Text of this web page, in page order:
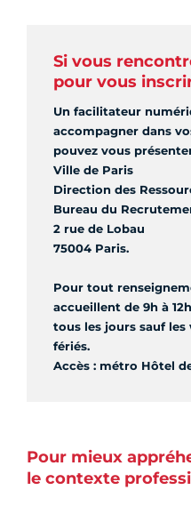
Si vous
pour vous
Un facilitateur
accompagner dans
pouvez vous
Ville de Paris
Direction des
Bureau du
2 rue de Lobau
75004 Paris.
Pour tout
accueillent de 9h à
tous les jours sauf
fériés.
Accès : métro Hôtel
Pour mieux
le contexte